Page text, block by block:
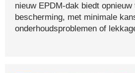
nieuw EPDM-dak biedt
bescherming, met minimale
onderhoudsproblemen of